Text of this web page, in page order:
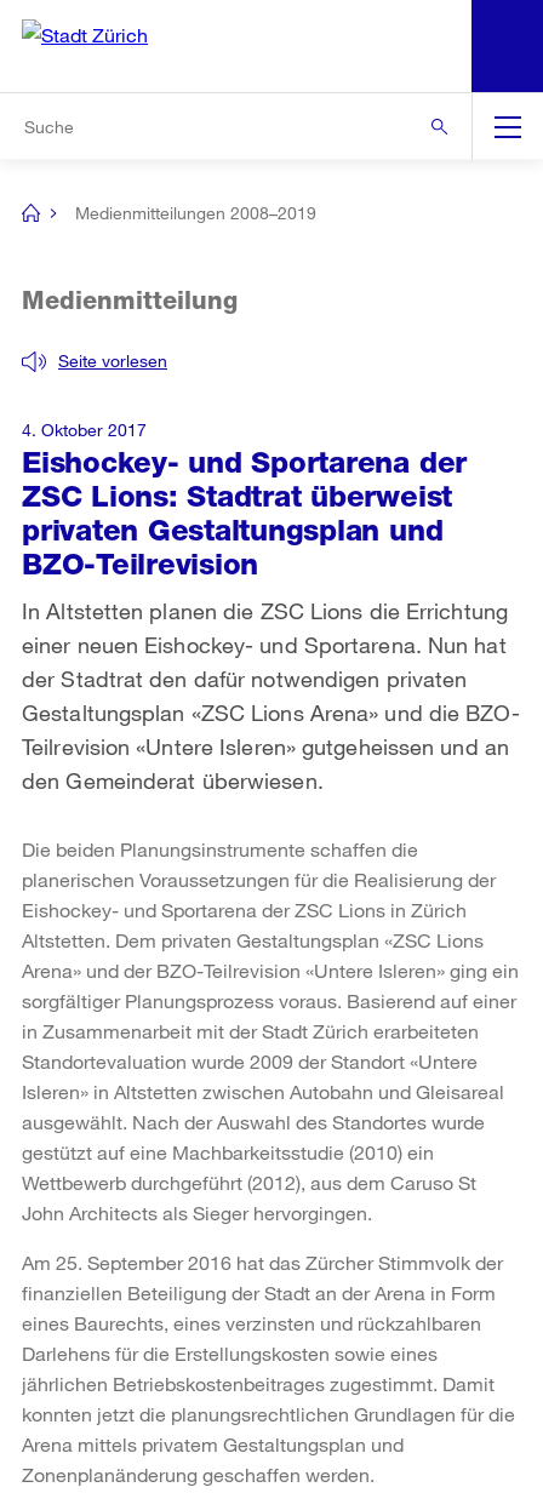
Navigation
[no
Medienmitteilungen 2008–2019
Eishockey- und Sportarena der
ZSC Lions: Stadtrat überweist
privaten Gestaltungsplan und
BZO-Teilrevision
Seite vorlesen
Medienmitteilung
In Altstetten planen die ZSC Lions die Errichtung
einer neuen Eishockey- und Sportarena. Nun hat
der Stadtrat den dafür notwendigen privaten
Gestaltungsplan «ZSC Lions Arena» und die BZO-
Teilrevision «Untere Isleren» gutgeheissen und an
den Gemeinderat überwiesen.
4. Oktober 2017
Die beiden Planungsinstrumente schaffen die
planerischen Voraussetzungen für die Realisierung der
Eishockey- und Sportarena der ZSC Lions in Zürich
Altstetten. Dem privaten Gestaltungsplan «ZSC Lions
Arena» und der BZO-Teilrevision «Untere Isleren» ging ein
sorgfältiger Planungsprozess voraus. Basierend auf einer
in Zusammenarbeit mit der Stadt Zürich erarbeiteten
Standortevaluation wurde 2009 der Standort «Untere
Isleren» in Altstetten zwischen Autobahn und Gleisareal
ausgewählt. Nach der Auswahl des Standortes wurde
gestützt auf eine Machbarkeitsstudie (2010) ein
Wettbewerb durchgeführt (2012), aus dem Caruso St
John Architects als Sieger hervorgingen.
Am 25. September 2016 hat das Zürcher Stimmvolk der
finanziellen Beteiligung der Stadt an der Arena in Form
eines Baurechts, eines verzinsten und rückzahlbaren
Darlehens für die Erstellungskosten sowie eines
jährlichen Betriebskostenbeitrages zugestimmt. Damit
konnten jetzt die planungsrechtlichen Grundlagen für die
Arena mittels privatem Gestaltungsplan und
Zonenplanänderung geschaffen werden.